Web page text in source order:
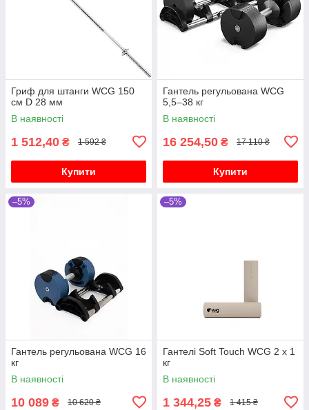
Гриф для штанги WCG 150
см D 28 мм
В наявності
1 512,40 ₴ 1 592 ₴
Купити
Гантель регульована WCG
5,5–38 кг
В наявності
16 254,50 ₴ 17 110 ₴
Купити
–5%
Гантель регульована WCG 16
кг
В наявності
10 089 ₴ 10 620 ₴
–5%
Гантелі Soft Touch WCG 2 х 1
кг
В наявності
1 344,25 ₴ 1 415 ₴